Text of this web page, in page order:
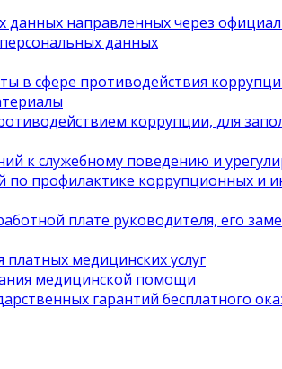
данных направленных через
данных
в сфере противодействия
коррупции, для
к служебному поведению и
по профилактике коррупционных и
плате руководителя, его
медицинских услуг
медицинской помощи
гарантий бесплатного